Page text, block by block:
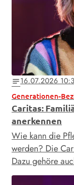
notes16.07.2026
Generationen-
Caritas:
anerkennen
Wie kann die
werden? Die
Dazu gehöre